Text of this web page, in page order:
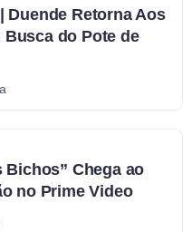
Duende Retorna Aos
Busca do Pote de
Bichos” Chega ao
no Prime Video